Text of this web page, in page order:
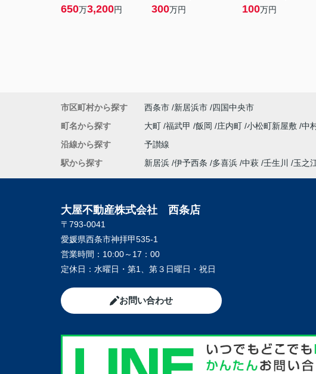
650万3,200円 300万円 100万円
市区町村から探す 西条市 新居浜市 四国中央市
町名から探す
大町 福武甲 飯岡 庄内町 小松町新屋敷 中
沿線から探す
予讃線
駅から探す
新居浜 伊予西条 多喜浜 中萩 壬生川 玉之
大屋不動産株式会社 西条店
〒793-0041
愛媛県西条市神拝甲535-1
営業時間： 10:00～17：00
定休日： 水曜日・第1、第３日曜日・祝日
お問い合わせ